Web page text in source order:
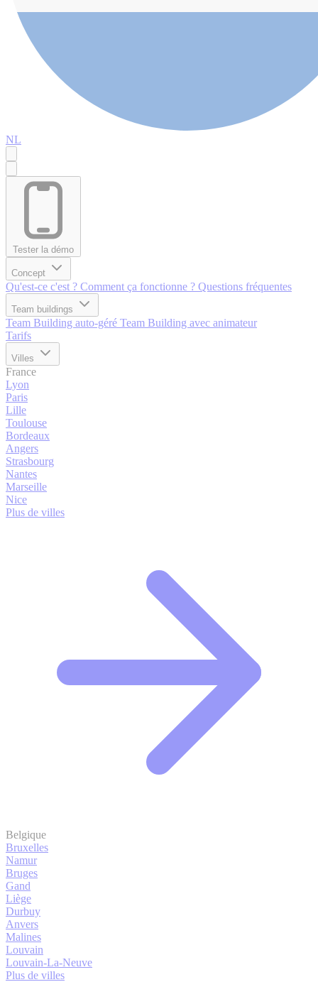
NL
Tester la démo
Concept
Qu'est-ce c'est ? Comment ça fonctionne ? Questions fréquentes
Team buildings
Team Building auto-géré Team Building avec animateur
Tarifs
Villes
France
Lyon
Paris
Lille
Toulouse
Bordeaux
Angers
Strasbourg
Nantes
Marseille
Nice
Plus de villes
Belgique
Bruxelles
Namur
Bruges
Gand
Liège
Durbuy
Anvers
Malines
Louvain
Louvain-La-Neuve
Plus de villes